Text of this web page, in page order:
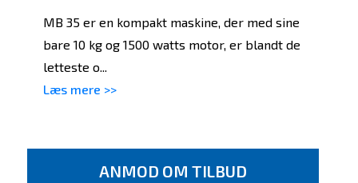
MB 35 er en kompakt maskine, der med sine
bare 10 kg og 1500 watts motor, er blandt de
letteste o...
Læs mere >>
ANMOD OM TILBUD